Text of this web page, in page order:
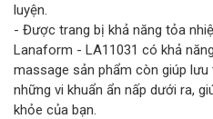
luyện.
- Được trang bị khả năng tỏa
Lanaform - LA11031 có khả
massage sản phẩm còn giúp
những vi khuẩn ẩn nấp dưới ra,
khỏe của bạn.